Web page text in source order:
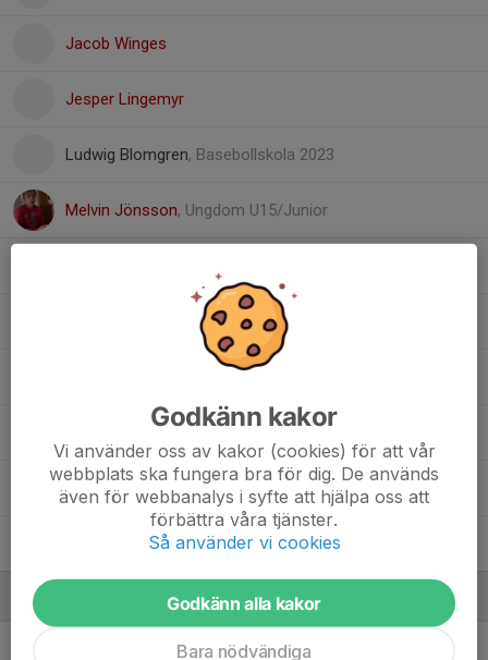
Jacob Winges
Jesper Lingemyr
Ludwig Blomgren, Basebollskola 2023
Melvin Jönsson, Ungdom U15/Junior
, Bocken Cup 2025
Peter Jansson
Tomas Andersson
Walter Jansson, Ungdom U12 och yngre
Ledare
Johan HolgerssonTränare
Godkänn kakor
Vi använder oss av kakor (cookies) för att vår
webbplats ska fungera bra för dig. De används
även för webbanalys i syfte att hjälpa oss att
förbättra våra tjänster.
Så använder vi cookies
Godkänn alla kakor
Bara nödvändiga